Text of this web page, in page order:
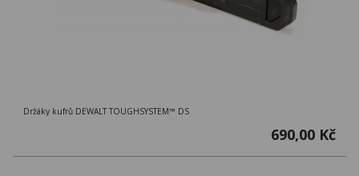
Držáky kufrů DEWALT TOUGHSYSTEM™ DS
690,00 Kč